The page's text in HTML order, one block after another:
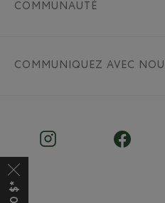
COMMUNAUTÉ
COMMUNIQUEZ AVEC